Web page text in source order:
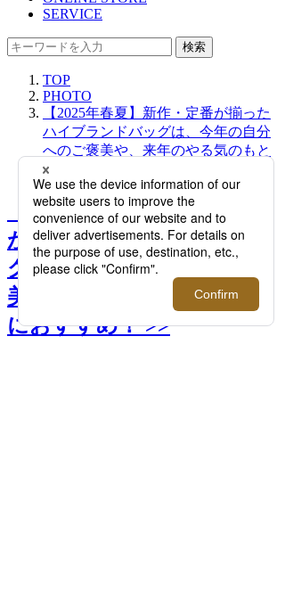
SERVICE
検索
TOP
PHOTO
【2025年春夏】新作・定番が揃った
ハイブランドバッグは、今年の自分
へのご褒美や、来年のやる気のもと
におすすめ！
【2025年春夏】新作・定番
が揃ったハイブランドバッ
グは、今年の自分へのご褒
美や、来年のやる気のもと
におすすめ！ >>